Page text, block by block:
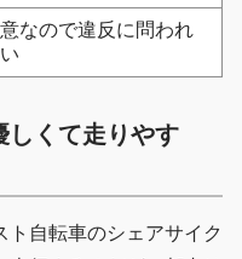
なので違反に問われ
しくて走りやす
自転車のシェアサイク